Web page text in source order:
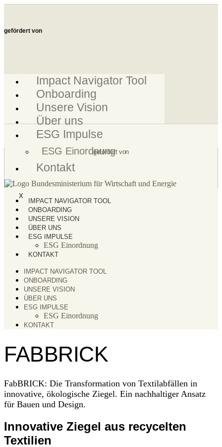
gefördert von
Impact Navigator Tool
Onboarding
Unsere Vision
Über uns
ESG Impulse
ESG Einordnung
Kontakt
X
gefördert von
IMPACT NAVIGATOR TOOL
ONBOARDING
UNSERE VISION
ÜBER UNS
ESG IMPULSE
ESG Einordnung
KONTAKT
IMPACT NAVIGATOR TOOL
ONBOARDING
UNSERE VISION
ÜBER UNS
ESG IMPULSE
ESG Einordnung
KONTAKT
FABBRICK
FabBRICK: Die Transformation von Textilabfällen in
innovative, ökologische Ziegel. Ein nachhaltiger Ansatz
für Bauen und Design.
Innovative Ziegel aus recycelten
Textilien